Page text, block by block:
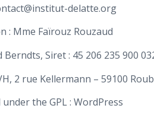
delatte.org
: Mme Faïrouz Rouzaud
Siret : 45 206 235 900
2 rue Kellermann – 59100
the GPL : WordPress